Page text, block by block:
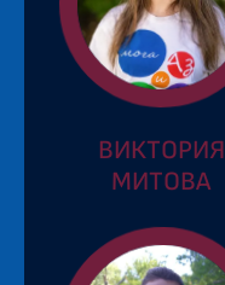
ВИКТОРИЯ
МИТОВА